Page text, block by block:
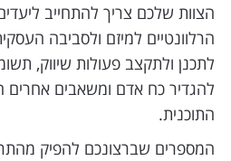
הצוות שלכם צריך להתחייב
הרלוונטיים למיזם ולסביבה
לתכנן ולתקצב פעולות שיווק,
להגדיר כח אדם ומשאבים אחרים
התוכנית.
המספרים שברצונכם להפיק